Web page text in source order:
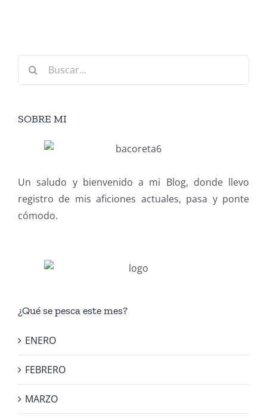
Buscar:
SOBRE MI
Un saludo y bienvenido a mi Blog, donde llevo
registro de mis aficiones actuales, pasa y ponte
cómodo.
¿Qué se pesca este mes?
ENERO
FEBRERO
MARZO